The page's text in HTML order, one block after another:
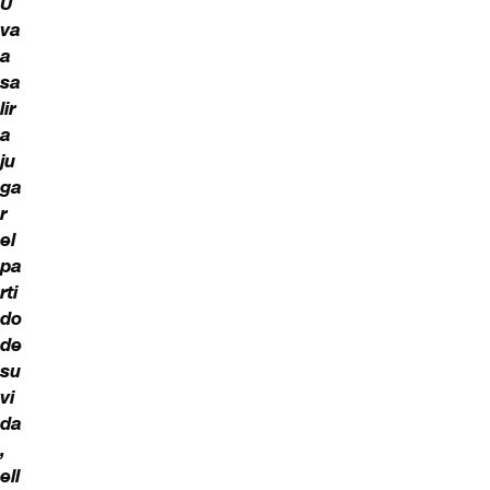
va
a
sa
lir
a
ju
ga
r
el
pa
rti
do
de
su
vi
da
,
ell